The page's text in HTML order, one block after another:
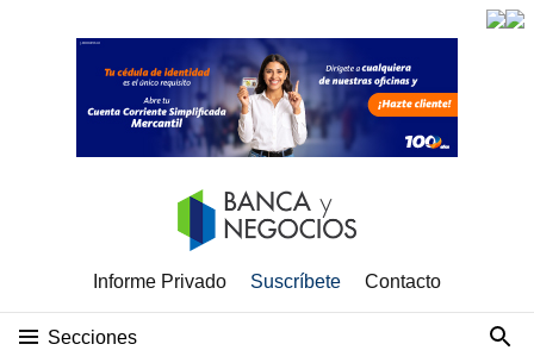
Informe Privado Suscríbete Contacto
Secciones